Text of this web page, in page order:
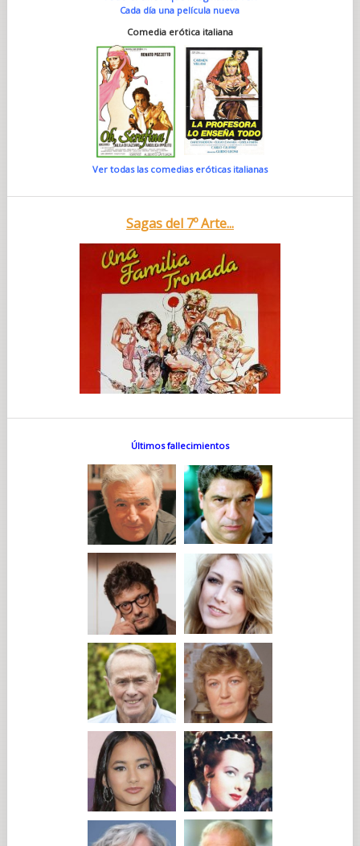
Cada día una película nueva
Comedia erótica italiana
Ver todas las comedias eróticas italianas
Sagas del 7º Arte...
Últimos fallecimientos